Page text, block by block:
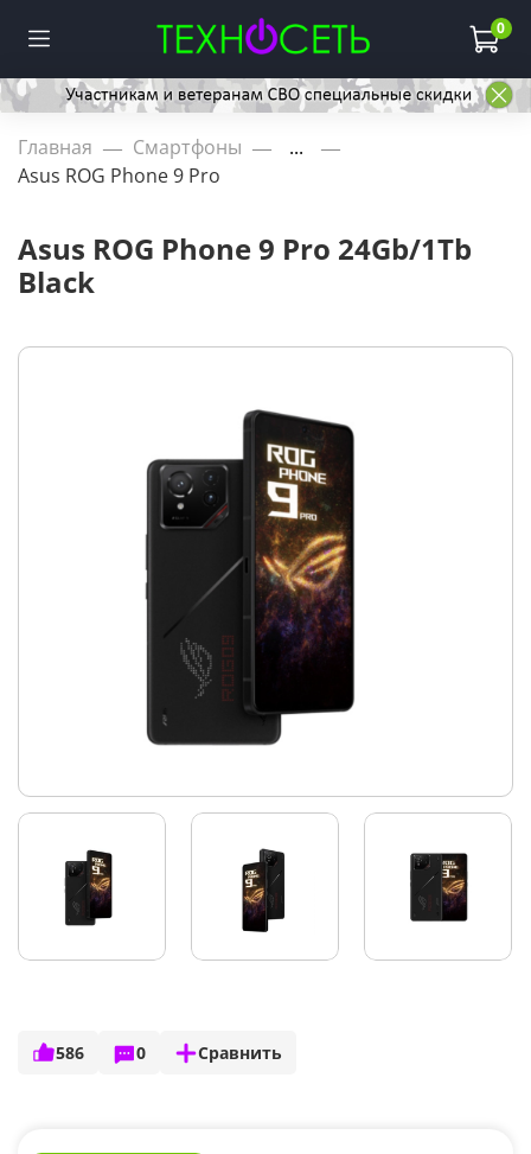
0
Главная Смартфоны
...
Asus ROG Phone 9 Pro
Asus ROG Phone 9 Pro 24Gb/1Tb
Black
586 0 Сравнить